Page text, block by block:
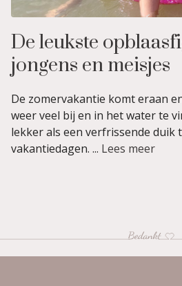
De leukste
jongens en meisjes
De zomervakantie komt eraan
weer veel bij en in het water te
lekker als een verfrissende duik
vakantiedagen. ... Lees meer